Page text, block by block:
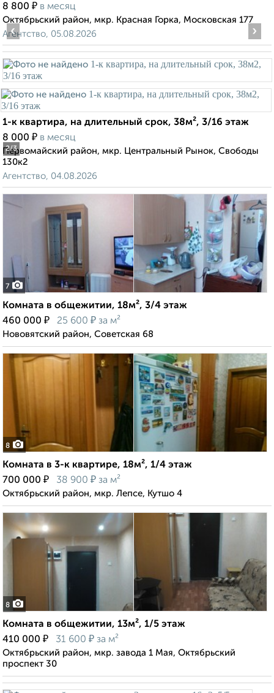
8 800 ₽ в месяц
Октябрьский район, мкр. Красная Горка, Московская 177
Агентство, 05.08.2026
2/3
‹ ›
1-к квартира, на длительный срок, 38м², 3/16 этаж
8 000 ₽ в месяц
Первомайский район, мкр. Центральный Рынок, Свободы
130к2
Агентство, 04.08.2026
7
Комната в общежитии, 18м², 3/4 этаж
460 000 ₽ 25 600 ₽ за м²
Нововятский район, Советская 68
8
Комната в 3-к квартире, 18м², 1/4 этаж
700 000 ₽ 38 900 ₽ за м²
Октябрьский район, мкр. Лепсе, Кутшо 4
8
Комната в общежитии, 13м², 1/5 этаж
410 000 ₽ 31 600 ₽ за м²
Октябрьский район, мкр. завода 1 Мая, Октябрьский
проспект 30